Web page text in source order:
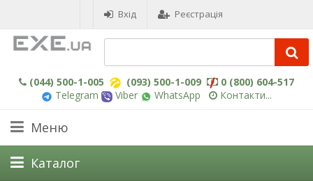
Вхід Реєстрація
(044) 500-1-005 (093) 500-1-009
0 (800) 604-517
Telegram
Viber WhatsApp Контакти...
Меню
Каталог